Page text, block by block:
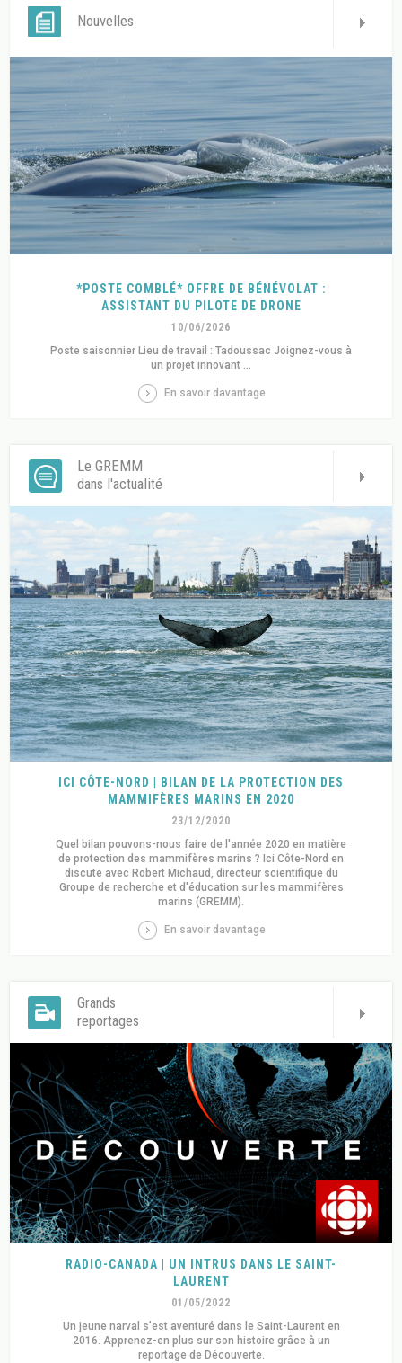
Nouvelles
*POSTE COMBLÉ* OFFRE DE BÉNÉVOLAT :
ASSISTANT DU PILOTE DE DRONE
10/06/2026
Poste saisonnier Lieu de travail : Tadoussac Joignez-vous à
un projet innovant ...
En savoir davantage
Le GREMM
dans l'actualité
ICI CÔTE-NORD | BILAN DE LA PROTECTION DES
MAMMIFÈRES MARINS EN 2020
23/12/2020
Quel bilan pouvons-nous faire de l'année 2020 en matière
de protection des mammifères marins ? Ici Côte-Nord en
discute avec Robert Michaud, directeur scientifique du
Groupe de recherche et d'éducation sur les mammifères
marins (GREMM).
En savoir davantage
Grands
reportages
RADIO-CANADA | UN INTRUS DANS LE SAINT-
LAURENT
01/05/2022
Un jeune narval s’est aventuré dans le Saint-Laurent en
2016. Apprenez-en plus sur son histoire grâce à un
reportage de Découverte.